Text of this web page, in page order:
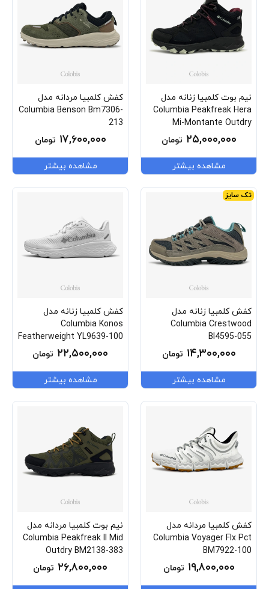
نیم بوت کلمبیا زنانه مدل
Columbia Peakfreak Hera
Mi-Montante Outdry
Bl7856-012
۲۵,۰۰۰,۰۰۰ تومان
مشاهده بیشتر
کفش کلمبیا مردانه مدل
Columbia Benson Bm7306-
213
۱۷,۶۰۰,۰۰۰ تومان
مشاهده بیشتر
تک سایز
کفش کلمبیا زنانه مدل
Columbia Crestwood
Bl4595-055
۱۴,۳۰۰,۰۰۰ تومان
مشاهده بیشتر
کفش کلمبیا زنانه مدل
Columbia Konos
Featherweight YL9639-100
۲۲,۵۰۰,۰۰۰ تومان
مشاهده بیشتر
کفش کلمبیا مردانه مدل
Columbia Voyager Flx Pct
BM7922-100
۱۹,۸۰۰,۰۰۰ تومان
نیم بوت کلمبیا مردانه مدل
Columbia Peakfreak II Mid
Outdry BM2138-383
۲۶,۸۰۰,۰۰۰ تومان